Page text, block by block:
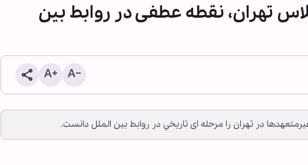
تهران، نقطه عطفی در روابط بین
در تهران را مرحله ای تاريخي در روابط بين الملل دانست.
دولت ترامپ نماد فساد، بی‌کفایتی
و تبعیض است/ بحران آمریکا فراتر
از شخص ترامپ است